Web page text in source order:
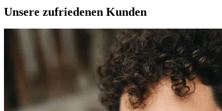
Unsere zufriedenen Kunden